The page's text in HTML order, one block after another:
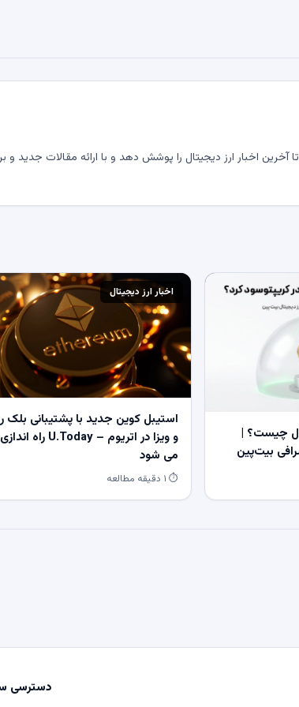
اخبار ارز دیجیتال را پوشش دهد و با ارائه مقالات جدید و
چیست؟ |
بیت‌پین
اخبار ارز دیجیتال
استیبل کوین جدید با پشتیبانی بلک
و ویزا در اتریوم – U.Today راه اندازی
می شود
⏱ ۱ دقیقه مطالعه
دسترسی